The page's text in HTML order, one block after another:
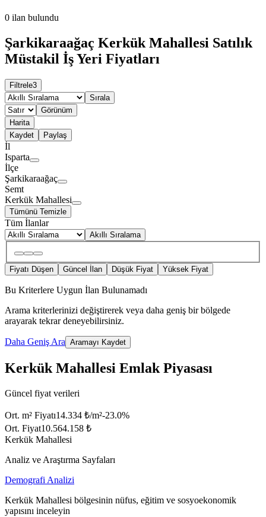
0 ilan bulundu
Şarkikaraağaç Kerkük Mahallesi Satılık
Müstakil İş Yeri Fiyatları
Filtrele3
Sırala
Görünüm
Harita
Kaydet
Paylaş
İl
Isparta
İlçe
Şarkikaraağaç
Semt
Kerkük Mahallesi
Tümünü Temizle
Tüm İlanlar
Akıllı Sıralama
Fiyatı Düşen Güncel İlan Düşük Fiyat Yüksek Fiyat
Bu Kriterlere Uygun İlan Bulunamadı
Arama kriterlerinizi değiştirerek veya daha geniş bir bölgede
arayarak tekrar deneyebilirsiniz.
Daha Geniş Ara Aramayı Kaydet
Kerkük Mahallesi Emlak Piyasası
Güncel fiyat verileri
Ort. m² Fiyatı14.334 ₺/m²-23.0%
Ort. Fiyat10.564.158 ₺
Kerkük Mahallesi
Analiz ve Araştırma Sayfaları
Demografi Analizi
Kerkük Mahallesi bölgesinin nüfus, eğitim ve sosyoekonomik
yapısını inceleyin